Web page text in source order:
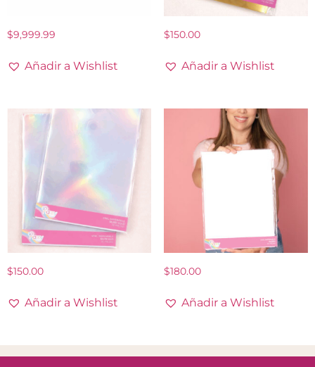
$9,999.99
Añadir a Wishlist
$150.00
Añadir a Wishlist
$150.00
Añadir a Wishlist
$180.00
Añadir a Wishlist